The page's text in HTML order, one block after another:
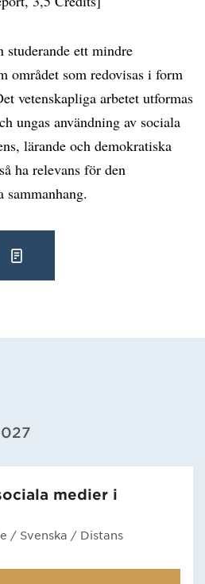
ett mindre
området som redovisas i form
vetenskapliga arbetet utformas
ungas användning av sociala
lärande och demokratiska
ha relevans för den
sammanhang.
medier i
/ Svenska / Distans